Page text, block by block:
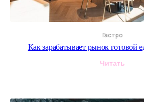
Гастро
Как зарабатывает рынок готовой
Читать